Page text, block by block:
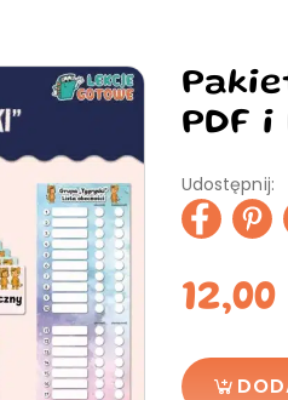
PDF i
Udostępnij: